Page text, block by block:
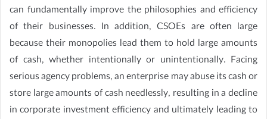
can fundamentally improve the philosophies and efficiency
of their businesses. In addition, CSOEs are often large
because their monopolies lead them to hold large amounts
of cash, whether intentionally or unintentionally. Facing
serious agency problems, an enterprise may abuse its cash or
store large amounts of cash needlessly, resulting in a decline
in corporate investment efficiency and ultimately leading to